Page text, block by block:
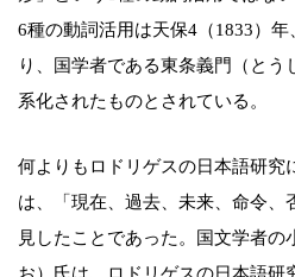
6種の動詞活用は天保4（1833）
り、国学者である東条義門（とう
系化されたものとされている。
何よりもロドリゲスの日本語研究
は、「現在、過去、未来、命令、
見したことであった。国文学者の
お）氏は、ロドリゲスの日本語研